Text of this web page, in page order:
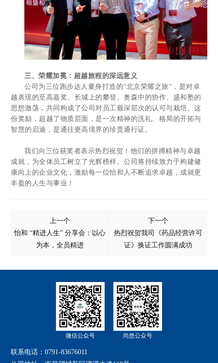
三、荣耀加冕：超越旅程的深远意义
公司为三位跑步达人量身打造的“北京荣耀之旅”，是对卓
越表现的至高嘉奖。长城上的攀登、奥森中的协作、盛和塾的
思想激荡，共同构成了公司对员工最深层次的认可与栽培。这
份奖励，超越了物质层面，是一次精神的洗礼、格局的开拓与
智慧的启迪，是通往更高境界的珍贵通行证。
我们向三位获奖者表示热烈祝贺！他们的拼搏精神与卓越
成就，为全体员工树立了光辉榜样。公司将持续致力于构建健
康向上的企业文化，激励每一位怡和人不断追求卓越，成就更
丰盈的人生与事业！
上一个
怡和 “精进人生” 分享会：以心
为本，全员精进
下一个
热烈祝贺我司《药品经营许可
证》换证工作圆满成功
联系电话：0791-83676011
微信公众号 尚悠公众号